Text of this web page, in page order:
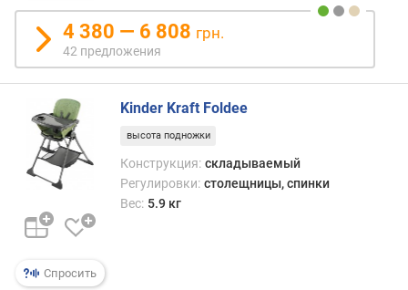
4 380 — 6 808 грн.
42 предложения
Спросить
Kinder Kraft Foldee
высота подножки
Конструкция: складываемый
Регулировки: столещницы, спинки
Вес: 5.9 кг